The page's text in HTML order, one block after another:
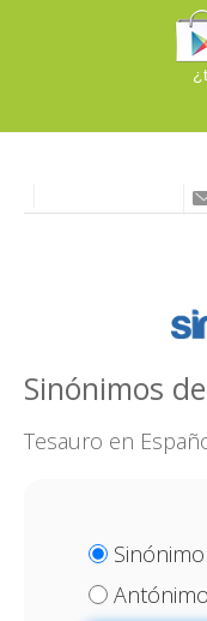
Sinónimos
Tesauro en
Sinónimo
Antónimo